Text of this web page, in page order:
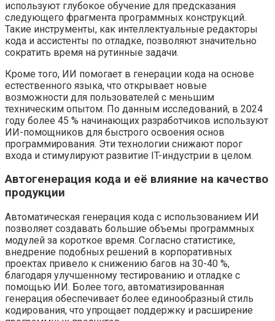
используют глубокое обучение для предсказания
следующего фрагмента программных конструкций.
Такие инструменты, как интеллектуальные редакторы
кода и ассистенты по отладке, позволяют значительно
сократить время на рутинные задачи.
Кроме того, ИИ помогает в генерации кода на основе
естественного языка, что открывает новые
возможности для пользователей с меньшим
техническим опытом. По данным исследований, в 2024
году более 45 % начинающих разработчиков используют
ИИ-помощников для быстрого освоения основ
программирования. Эти технологии снижают порог
входа и стимулируют развитие IT-индустрии в целом.
Автогенерация кода и её влияние на качество
продукции
Автоматическая генерация кода с использованием ИИ
позволяет создавать большие объемы программных
модулей за короткое время. Согласно статистике,
внедрение подобных решений в корпоративных
проектах привело к снижению багов на 30-40 %,
благодаря улучшенному тестированию и отладке с
помощью ИИ. Более того, автоматизированная
генерация обеспечивает более единообразный стиль
кодирования, что упрощает поддержку и расширение